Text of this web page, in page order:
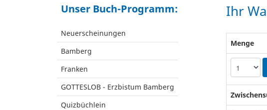
Unser Buch-Programm:
Neuerscheinungen
Bamberg
Franken
GOTTESLOB - Erzbistum Bamberg
Quizbüchlein
Ihr
Menge